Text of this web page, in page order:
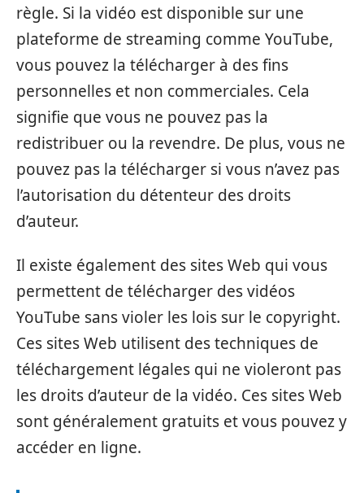
règle. Si la vidéo est disponible sur une
plateforme de streaming comme YouTube,
vous pouvez la télécharger à des fins
personnelles et non commerciales. Cela
signifie que vous ne pouvez pas la
redistribuer ou la revendre. De plus, vous ne
pouvez pas la télécharger si vous n’avez pas
l’autorisation du détenteur des droits
d’auteur.
Il existe également des sites Web qui vous
permettent de télécharger des vidéos
YouTube sans violer les lois sur le copyright.
Ces sites Web utilisent des techniques de
téléchargement légales qui ne violeront pas
les droits d’auteur de la vidéo. Ces sites Web
sont généralement gratuits et vous pouvez y
accéder en ligne.